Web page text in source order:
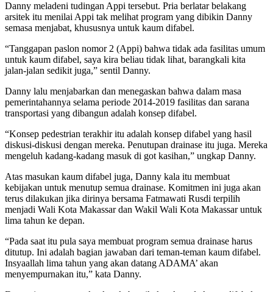
Danny meladeni tudingan Appi tersebut. Pria berlatar belakang
arsitek itu menilai Appi tak melihat program yang dibikin Danny
semasa menjabat, khususnya untuk kaum difabel.
“Tanggapan paslon nomor 2 (Appi) bahwa tidak ada fasilitas umum
untuk kaum difabel, saya kira beliau tidak lihat, barangkali kita
jalan-jalan sedikit juga,” sentil Danny.
Danny lalu menjabarkan dan menegaskan bahwa dalam masa
pemerintahannya selama periode 2014-2019 fasilitas dan sarana
transportasi yang dibangun adalah konsep difabel.
“Konsep pedestrian terakhir itu adalah konsep difabel yang hasil
diskusi-diskusi dengan mereka. Penutupan drainase itu juga. Mereka
mengeluh kadang-kadang masuk di got kasihan,” ungkap Danny.
Atas masukan kaum difabel juga, Danny kala itu membuat
kebijakan untuk menutup semua drainase. Komitmen ini juga akan
terus dilakukan jika dirinya bersama Fatmawati Rusdi terpilih
menjadi Wali Kota Makassar dan Wakil Wali Kota Makassar untuk
lima tahun ke depan.
“Pada saat itu pula saya membuat program semua drainase harus
ditutup. Ini adalah bagian jawaban dari teman-teman kaum difabel.
Insyaallah lima tahun yang akan datang ADAMA’ akan
menyempurnakan itu,” kata Danny.